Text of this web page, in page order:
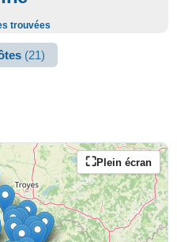
trouvées
(21)
Plein écran